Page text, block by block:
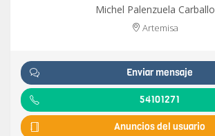
Michel Palenzuela Carballo
Artemisa
Enviar mensaje
54101271
Anuncios del usuario